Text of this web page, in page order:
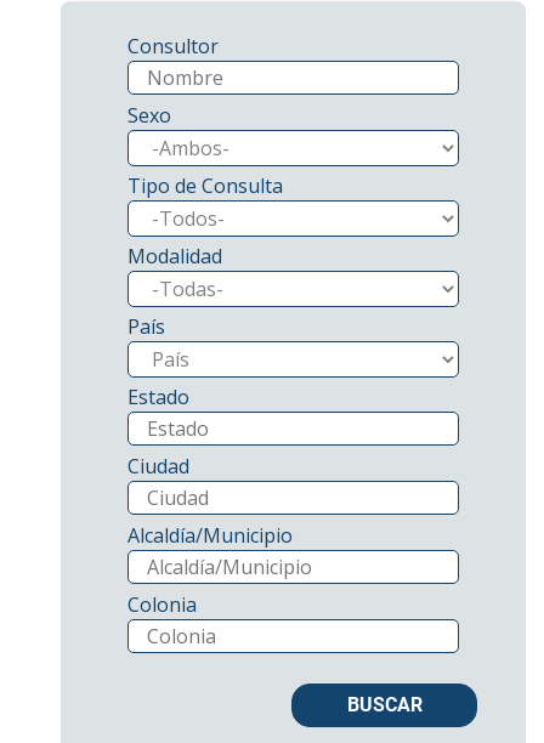
Consultor
Sexo
Tipo de Consulta
Modalidad
País
Estado
Ciudad
Alcaldía/Municipio
Colonia